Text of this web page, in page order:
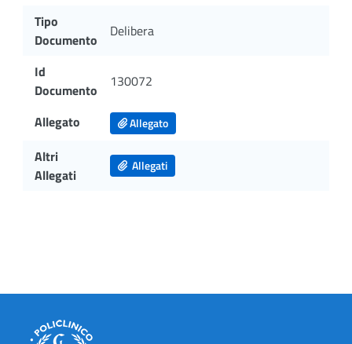
Tipo
Documento
Delibera
Id
Documento
130072
Allegato Allegato
Altri
Allegati
Allegati